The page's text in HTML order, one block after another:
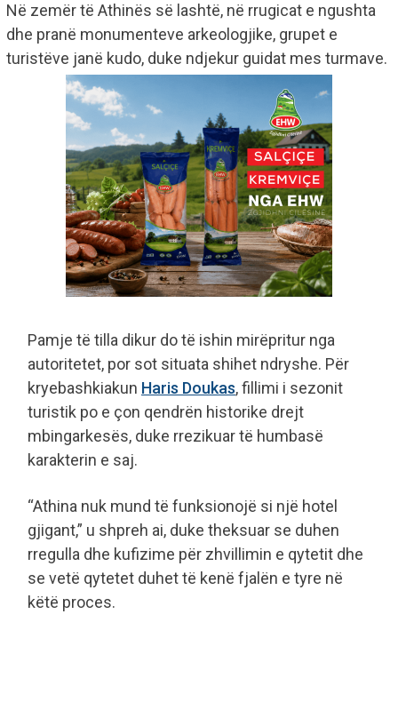
Në zemër të Athinës së lashtë, në rrugicat e ngushta
dhe pranë monumenteve arkeologjike, grupet e
turistëve janë kudo, duke ndjekur guidat mes turmave.
Pamje të tilla dikur do të ishin mirëpritur nga
autoritetet, por sot situata shihet ndryshe. Për
kryebashkiakun Haris Doukas, fillimi i sezonit
turistik po e çon qendrën historike drejt
mbingarkesës, duke rrezikuar të humbasë
karakterin e saj.
“Athina nuk mund të funksionojë si një hotel
gjigant,” u shpreh ai, duke theksuar se duhen
rregulla dhe kufizime për zhvillimin e qytetit dhe
se vetë qytetet duhet të kenë fjalën e tyre në
këtë proces.